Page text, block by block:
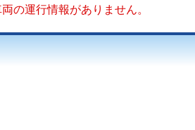
の運行情報がありません。